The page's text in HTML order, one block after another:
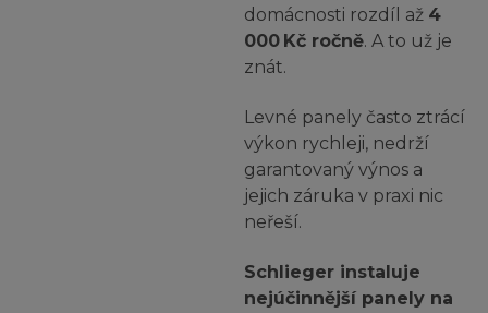
domácnosti rozdíl až 4
000 Kč ročně. A to už je
znát.
Levné panely často ztrácí
výkon rychleji, nedrží
garantovaný výnos a
jejich záruka v praxi nic
neřeší.
Schlieger instaluje
nejúčinnější panely na